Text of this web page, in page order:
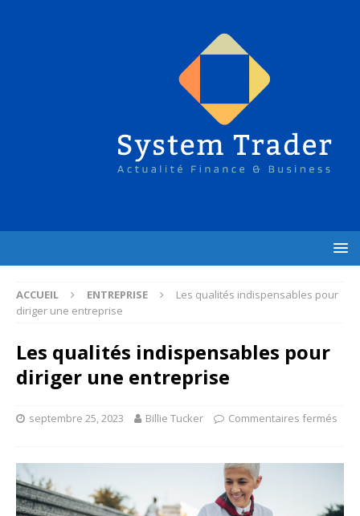
ACCUEIL ENTREPRISE
Les qualités indispensables pour
diriger une entreprise
Les qualités indispensables pour
diriger une entreprise
septembre 25, 2023 Billie Tucker Commentaires fermés